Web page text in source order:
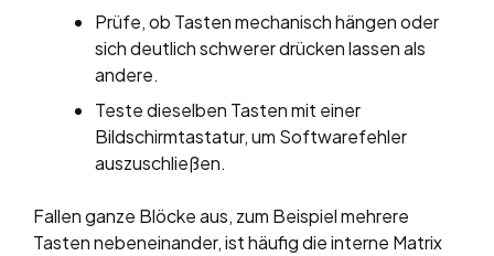
Prüfe, ob Tasten mechanisch hängen oder
sich deutlich schwerer drücken lassen als
andere.
Teste dieselben Tasten mit einer
Bildschirmtastatur, um Softwarefehler
auszuschließen.
Fallen ganze Blöcke aus, zum Beispiel mehrere
Tasten nebeneinander, ist häufig die interne Matrix